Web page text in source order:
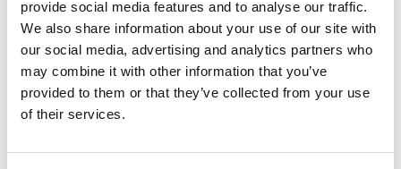
provide social media features and to analyse our traffic.
We also share information about your use of our site with
our social media, advertising and analytics partners who
may combine it with other information that you’ve
provided to them or that they’ve collected from your use
of their services.
Delen